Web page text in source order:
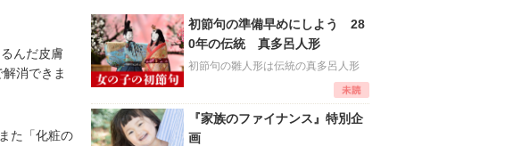
んだ皮膚
消できま
た「化粧の
初節句の準備早めにしよう 28
0年の伝統 真多呂人形
初節句の雛人形は伝統の真多呂人形
『家族のファイナンス』特別企
画